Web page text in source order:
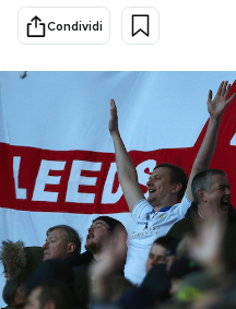
Cultura
Economia
PODCAST
NEWSLETTER
Condividi